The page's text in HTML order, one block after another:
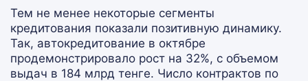
Тем не менее некоторые сегменты
кредитования показали позитивную динамику.
Так, автокредитование в октябре
продемонстрировало рост на 32%, с объемом
выдач в 184 млрд тенге. Число контрактов по